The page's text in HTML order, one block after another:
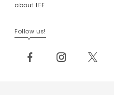
about LEE
Follow us!